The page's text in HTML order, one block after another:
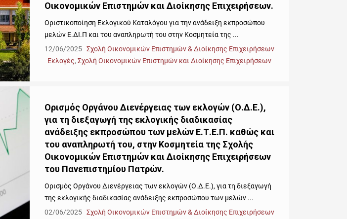
Οικονομικών Επιστημών και Διοίκησης Επιχειρήσεων.
Οριστικοποίηση Εκλογικού Καταλόγου για την ανάδειξη εκπροσώπου
μελών Ε.ΔΙ.Π και του αναπληρωτή του στην Κοσμητεία της ...
12/06/2025 Σχολή Οικονομικών Επιστημών & Διοίκησης Επιχειρήσεων
Εκλογές, Σχολή Οικονομικών Επιστημών και Διοίκησης Επιχειρήσεων
Ορισμός Οργάνου Διενέργειας των εκλογών (Ο.Δ.Ε.),
για τη διεξαγωγή της εκλογικής διαδικασίας
ανάδειξης εκπροσώπου των μελών Ε.Τ.Ε.Π. καθώς και
του αναπληρωτή του, στην Κοσμητεία της Σχολής
Οικονομικών Επιστημών και Διοίκησης Επιχειρήσεων
του Πανεπιστημίου Πατρών.
Ορισμός Οργάνου Διενέργειας των εκλογών (Ο.Δ.Ε.), για τη διεξαγωγή
της εκλογικής διαδικασίας ανάδειξης εκπροσώπου των μελών ...
02/06/2025 Σχολή Οικονομικών Επιστημών & Διοίκησης Επιχειρήσεων